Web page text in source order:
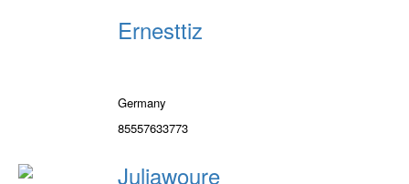
Ernesttiz
Germany
85557633773
Juliawoure